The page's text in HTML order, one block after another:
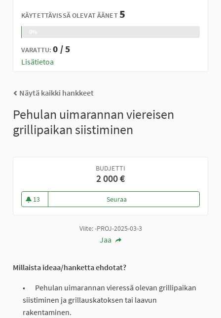
KÄYTETTÄVISSÄ OLEVAT ÄÄNET5
VARATTU:0 / 5
Lisätietoa
Näytä kaikki hankkeet
Pehulan uimarannan viereisen
grillipaikan siistiminen
BUDJETTI
2 000 €
13
13 seuraajaa
SeuraaPehulan uimarannan viereisen
Viite: -PROJ-2025-03-3
Jaa
Millaista ideaa/hanketta ehdotat?
Pehulan uimarannan vieressä olevan grillipaikan
siistiminen ja grillauskatoksen tai laavun
rakentaminen.